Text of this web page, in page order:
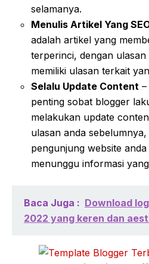
selamanya.
Menulis Artikel Yang
adalah artikel yang
terperinci, dengan
memiliki ulasan terkait
Selalu Update Content
penting sobat blogger
melakukan update
ulasan anda
pengunjung website
menunggu informasi
Baca Juga : Download
2022 yang keren dan